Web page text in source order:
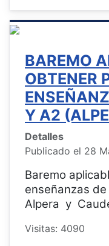
BAREMO
OBTENER
Y A2
Detalles
Publicado el 28
Baremo
enseñanzas
Alpera y
Visitas: 4090